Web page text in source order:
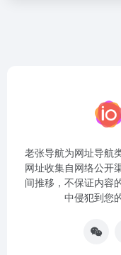
老张导航为网址导航
网址收集自网络公开
间推移，不保证内容
中侵犯到您